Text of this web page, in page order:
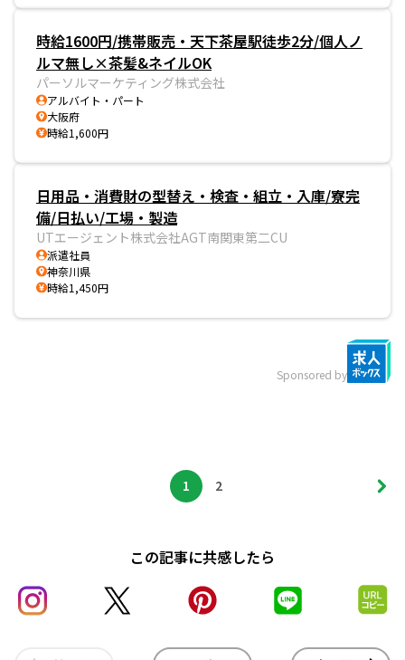
時給1600円/携帯販売・天下茶屋駅徒歩2分/個人ノ
ルマ無し×茶髪&ネイルOK
パーソルマーケティング株式会社
アルバイト・パート
大阪府
時給1,600円
日用品・消費財の型替え・検査・組立・入庫/寮完
備/日払い/工場・製造
UTエージェント株式会社AGT南関東第二CU
派遣社員
神奈川県
時給1,450円
Sponsored by
1 2
この記事に共感したら